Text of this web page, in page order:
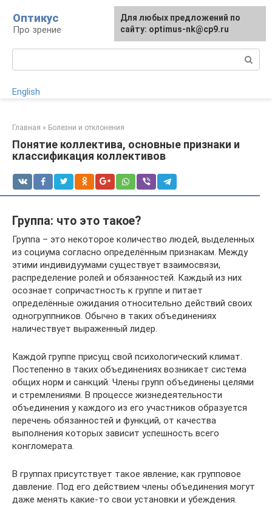
контенту
Оптикус
Про зрение
English
Главная » Болезни и отклонения
Понятие коллектива, основные признаки и
классификация коллективов
Группа: что это такое?
Группа – это некоторое количество людей, выделенных
из социума согласно определённым признакам. Между
этими индивидуумами существует взаимосвязи,
распределение ролей и обязанностей. Каждый из них
осознает сопричастность к группе и питает
определённые ожидания относительно действий своих
одногруппников. Обычно в таких объединениях
наличествует выраженный лидер.
Каждой группе присущ свой психологический климат.
Постепенно в таких объединениях возникает система
общих норм и санкций. Члены групп объединены целями
и стремлениями. В процессе жизнедеятельности
объединения у каждого из его участников образуется
перечень обязанностей и функций, от качества
выполнения которых зависит успешность всего
конгломерата.
В группах присутствует такое явление, как групповое
давление. Под его действием члены объединения могут
даже менять какие-то свои установки и убеждения.
Для любых предложений по
сайту: optimus-nk@cp9.ru